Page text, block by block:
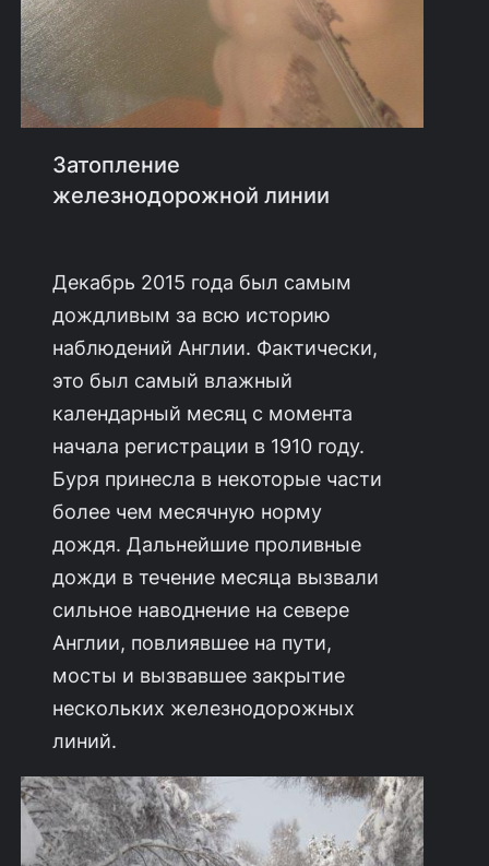
Затопление
железнодорожной линии
Декабрь 2015 года был самым
дождливым за всю историю
наблюдений Англии. Фактически,
это был самый влажный
календарный месяц с момента
начала регистрации в 1910 году.
Буря принесла в некоторые части
более чем месячную норму
дождя. Дальнейшие проливные
дожди в течение месяца вызвали
сильное наводнение на севере
Англии, повлиявшее на пути,
мосты и вызвавшее закрытие
нескольких железнодорожных
линий.